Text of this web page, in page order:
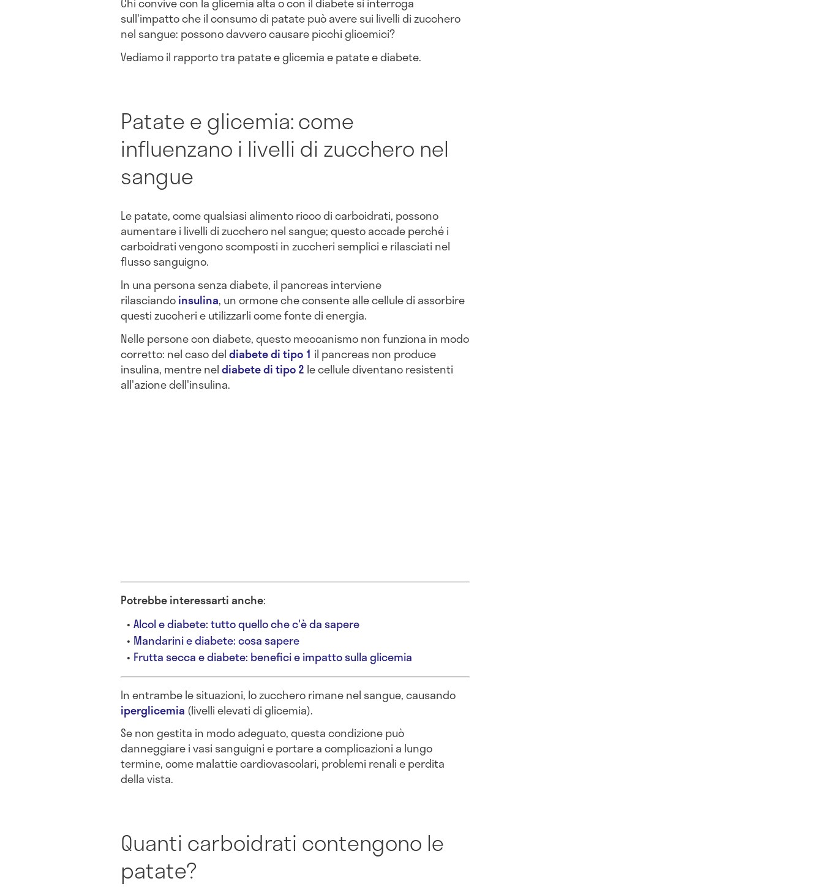
sull'impatto che il consumo di patate può avere sui livelli di zucchero
nel sangue: possono davvero causare picchi glicemici?
Vediamo il rapporto tra patate e glicemia e patate e diabete.
Patate e glicemia: come
influenzano i livelli di zucchero nel
sangue
Le patate, come qualsiasi alimento ricco di carboidrati, possono
aumentare i livelli di zucchero nel sangue; questo accade perché i
carboidrati vengono scomposti in zuccheri semplici e rilasciati nel
flusso sanguigno.
In una persona senza diabete, il pancreas interviene
rilasciandoinsulina, un ormone che consente alle cellule di assorbire
questi zuccheri e utilizzarli come fonte di energia.
Nelle persone con diabete, questo meccanismo non funziona in modo
corretto: nel caso deldiabete di tipo 1 il pancreas non produce
insulina, mentre neldiabete di tipo 2 le cellule diventano resistenti
all'azione dell'insulina.
Potrebbe interessarti anche:
Alcol e diabete: tutto quello che c'è da sapere
Mandarini e diabete: cosa sapere
Frutta secca e diabete: benefici e impatto sulla glicemia
In entrambe le situazioni, lo zucchero rimane nel sangue, causando
iperglicemia (livelli elevati di glicemia).
Se non gestita in modo adeguato, questa condizione può
danneggiare i vasi sanguigni e portare a complicazioni a lungo
termine, come malattie cardiovascolari, problemi renali e perdita
della vista.
Quanti carboidrati contengono le
patate?